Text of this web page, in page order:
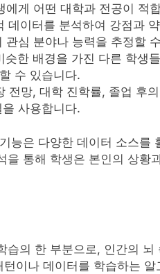
에게 어떤 대학과 전공이 적
데이터를 분석하여 강점과
관심 분야나 능력을 추정할
슷한 배경을 가진 다른 학생
수 있습니다.
전망, 대학 진학률, 졸업 후
사용합니다.
능은 다양한 데이터 소스를
을 통해 학생은 본인의 상황
의 한 부분으로, 인간의
이나 데이터를 학습하는 알